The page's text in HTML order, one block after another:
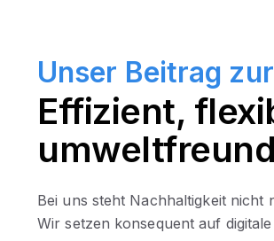
Unser Beitrag
Effizient,
Bei uns steht Nachhaltigkeit nicht
Wir setzen konsequent auf